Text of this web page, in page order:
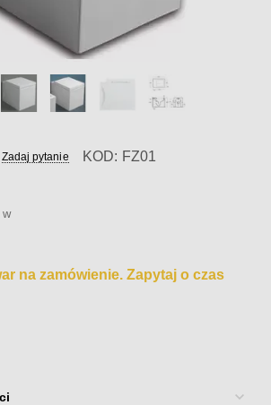
Zadaj pytanie KOD: FZ01
w
na zamówienie. Zapytaj o czas